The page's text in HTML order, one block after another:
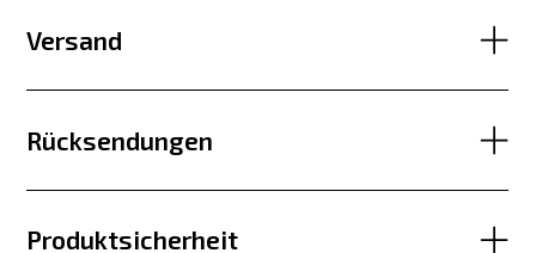
Versand
Rücksendungen
Produktsicherheit